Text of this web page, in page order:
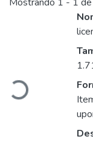
Cargando...